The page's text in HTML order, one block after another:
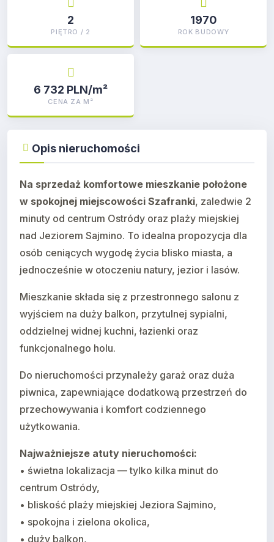
2
PIĘTRO / 2
1970
ROK BUDOWY
6 732 PLN/m²
CENA ZA M²
Opis nieruchomości
Na sprzedaż komfortowe mieszkanie położone
w spokojnej miejscowości Szafranki, zaledwie 2
minuty od centrum Ostródy oraz plaży miejskiej
nad Jeziorem Sajmino. To idealna propozycja dla
osób ceniących wygodę życia blisko miasta, a
jednocześnie w otoczeniu natury, jezior i lasów.
Mieszkanie składa się z przestronnego salonu z
wyjściem na duży balkon, przytulnej sypialni,
oddzielnej widnej kuchni, łazienki oraz
funkcjonalnego holu.
Do nieruchomości przynależy garaż oraz duża
piwnica, zapewniające dodatkową przestrzeń do
przechowywania i komfort codziennego
użytkowania.
Najważniejsze atuty nieruchomości:
• świetna lokalizacja — tylko kilka minut do
centrum Ostródy,
• bliskość plaży miejskiej Jeziora Sajmino,
• spokojna i zielona okolica,
• duży balkon,